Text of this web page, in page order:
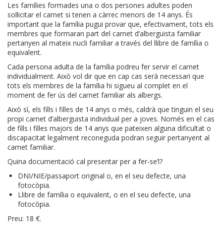
Les famílies formades una o dos persones adultes poden
sol·licitar el carnet si tenen a càrrec menors de 14 anys. És
important que la família pugui provar que, efectivament, tots els
membres que formaran part del carnet d’alberguista familiar
pertanyen al mateix nucli familiar a través del llibre de família o
equivalent.
Cada persona adulta de la família podreu fer servir el carnet
individualment. Això vol dir que en cap cas serà necessari que
tots els membres de la família hi sigueu al complet en el
moment de fer ús del carnet familiar als albergs.
Això sí, els fills i filles de 14 anys o més, caldrà que tinguin el seu
propi carnet d’alberguista individual per a joves. Només en el cas
de fills i filles majors de 14 anys que pateixen alguna dificultat o
discapacitat legalment reconeguda podran seguir pertanyent al
carnet familiar.
Quina documentació cal presentar per a fer-se’l?
DNI/NIE/passaport original o, en el seu defecte, una
fotocòpia.
Llibre de família o equivalent, o en el seu defecte, una
fotocòpia.
Preu: 18 €.